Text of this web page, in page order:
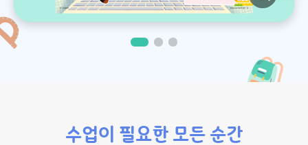
수업이 필요한 모든 순간